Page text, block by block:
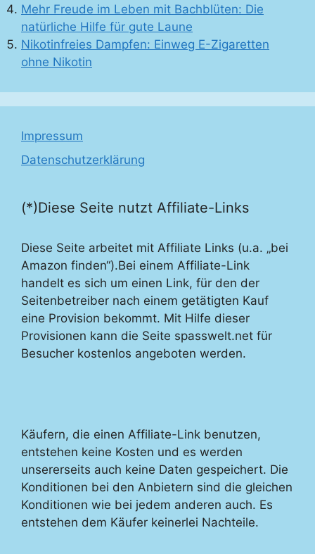
Mehr Freude im Leben mit Bachblüten: Die
natürliche Hilfe für gute Laune
Nikotinfreies Dampfen: Einweg E-Zigaretten
ohne Nikotin
Impressum
Datenschutzerklärung
(*)Diese Seite nutzt Affiliate-Links
Diese Seite arbeitet mit Affiliate Links (u.a. „bei
Amazon finden“).Bei einem Affiliate-Link
handelt es sich um einen Link, für den der
Seitenbetreiber nach einem getätigten Kauf
eine Provision bekommt. Mit Hilfe dieser
Provisionen kann die Seite spasswelt.net für
Besucher kostenlos angeboten werden.
Käufern, die einen Affiliate-Link benutzen,
entstehen keine Kosten und es werden
unsererseits auch keine Daten gespeichert. Die
Konditionen bei den Anbietern sind die gleichen
Konditionen wie bei jedem anderen auch. Es
entstehen dem Käufer keinerlei Nachteile.